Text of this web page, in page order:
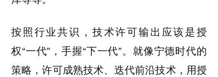
按照行业共识，技术许可输出应该是授
权“一代”，手握“下一代”。就像宁德时代的
策略，许可成熟技术、迭代前沿技术，用授